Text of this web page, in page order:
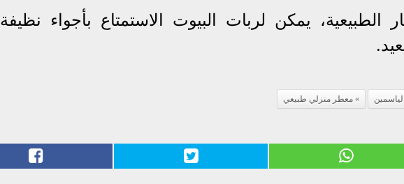
الطبيعية، يمكن لربات البيوت الاستمتاع بأجواء نظيفة
معطر منزلي طبيعي